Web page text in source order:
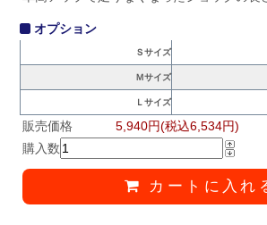
オプション
Ｓサイズ
Ｍサイズ
Ｌサイズ
販売価格
5,940円(税込6,534円)
購入数
カートに入れ